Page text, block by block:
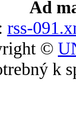
Ad
rss-
©
k